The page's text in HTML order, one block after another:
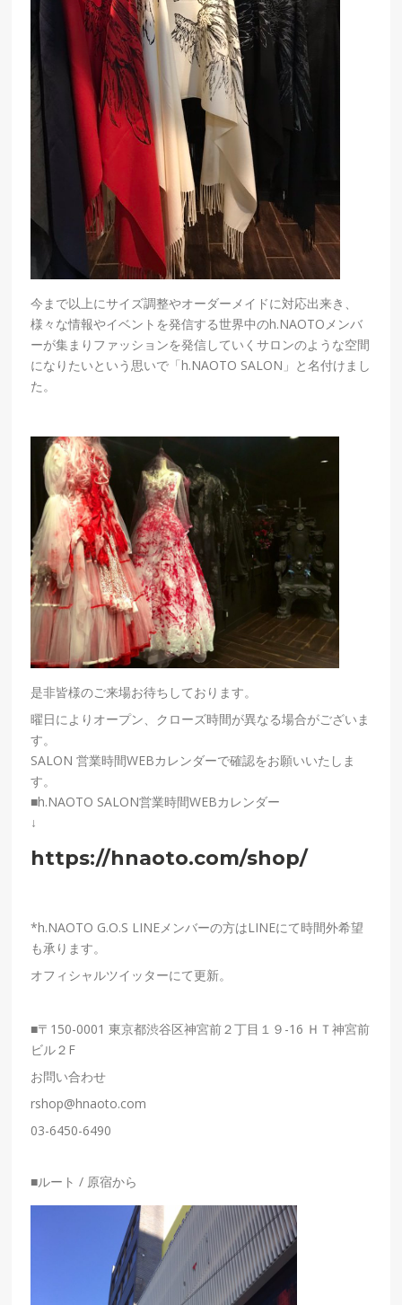
今まで以上にサイズ調整やオーダーメイドに対応出来き、
様々な情報やイベントを発信する世界中のh.NAOTOメンバ
ーが集まりファッションを発信していくサロンのような空間
になりたいという思いで「h.NAOTO SALON」と名付けまし
た。
是非皆様のご来場お待ちしております。
曜日によりオープン、クローズ時間が異なる場合がございま
す。
SALON 営業時間WEBカレンダーで確認をお願いいたしま
す。
■h.NAOTO SALON営業時間WEBカレンダー
↓
https://hnaoto.com/shop/
*h.NAOTO G.O.S LINEメンバーの方はLINEにて時間外希望
も承ります。
オフィシャルツイッターにて更新。
■〒150-0001 東京都渋谷区神宮前２丁目１９-16 ＨＴ神宮前
ビル２F
お問い合わせ
rshop@hnaoto.com
03-6450-6490
■ルート / 原宿から